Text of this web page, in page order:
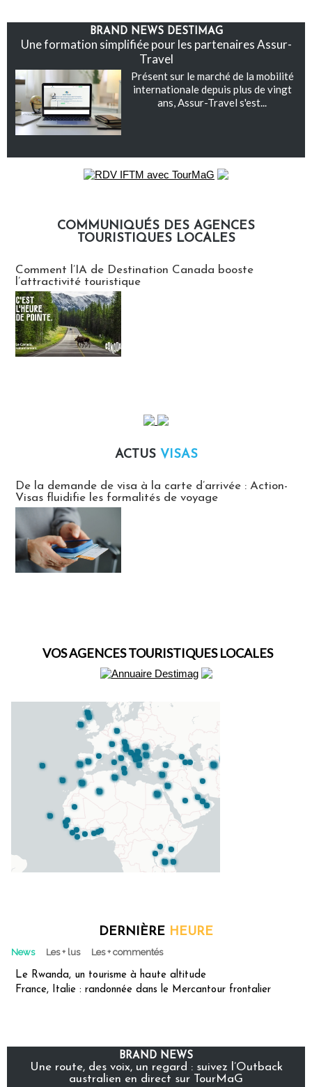
BRAND NEWS DESTIMAG
Une formation simplifiée pour les partenaires Assur-
Travel
Présent sur le marché de la mobilité
internationale depuis plus de vingt
ans, Assur-Travel s'est...
COMMUNIQUÉS DES AGENCES
TOURISTIQUES LOCALES
Comment l’IA de Destination Canada booste
l’attractivité touristique
ACTUS VISAS
De la demande de visa à la carte d’arrivée : Action-
Visas fluidifie les formalités de voyage
VOS AGENCES TOURISTIQUES LOCALES
DERNIÈRE HEURE
News Les + lus Les + commentés
Le Rwanda, un tourisme à haute altitude
France, Italie : randonnée dans le Mercantour frontalier
BRAND NEWS
Une route, des voix, un regard : suivez l’Outback
australien en direct sur TourMaG